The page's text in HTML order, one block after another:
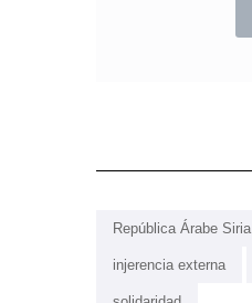
República Árabe Siria
injerencia externa